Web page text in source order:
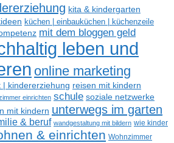
kita & kindergarten
küchen | einbauküchen | küchenzeile
mit dem bloggen geld
leben und
online marketing
| kindererziehung reisen mit kindern
einrichten schule soziale netzwerke
mit kindern unterwegs im garten
& beruf wandgestaltung mit bildern wie kinder
& einrichten Wohnzimmer